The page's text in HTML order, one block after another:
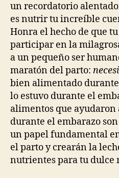
un recordatorio
es nutrir tu increíble
Honra el hecho de que
participar en la
a un pequeño ser
maratón del parto:
bien alimentado
lo estuvo durante el
alimentos que ayudaron
durante el embarazo
un papel fundamental
el parto y crearán la
nutrientes para tu dulce